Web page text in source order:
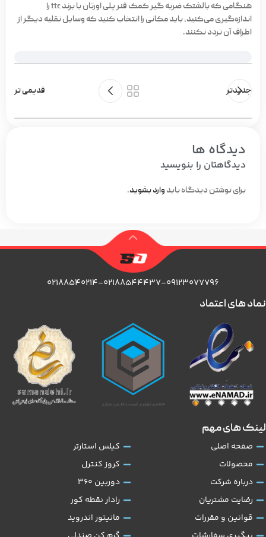
هنگامی که بالشتک ضربه گیر کمک فنر پلی اورتان با برند ttc را
اندازه‌گیری می‌کنید، باید مکانی را انتخاب کنید که وسایل نقلیه دیگر از
اطراف آن تردد نکنند.
جدیدتر قدیمی تر
دیدگاه ها
دیدگاهتان را بنویسید
برای نوشتن دیدگاه باید وارد بشوید.
۰۲۱۸۸۵۴۰۲۱۴-۰۲۱۸۸۵۴۴۴۳۷-۰۹۱۲۳۰۷۷۷۹۶
لینک های مهم
صفحه اصلی
محصولات
درباره شرکت
رضایت مشتریان
قوانین و مقررات
کیلس استارتر
کروز کنترل
دوربین 360
رادار نقطه کور
مانیتور اندروید
نماد های اعتماد